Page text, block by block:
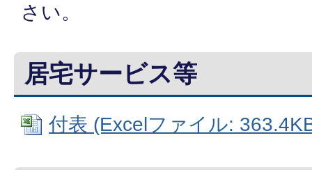
さい。
居宅サービス等
付表 (Excelファイル: